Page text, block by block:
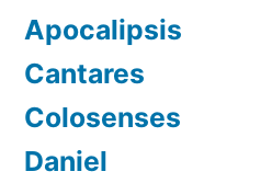
Apocalipsis
Cantares
Colosenses
Daniel